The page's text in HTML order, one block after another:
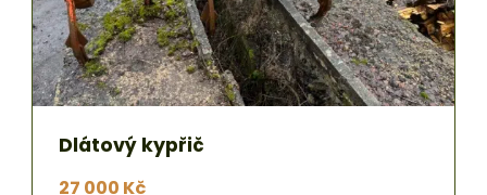
Dlátový kypřič
27 000 Kč